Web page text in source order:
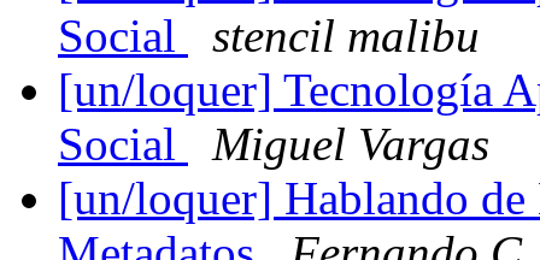
Social
stencil malibu
[un/loquer] Tecnología
Social
Miguel Vargas
[un/loquer] Hablando de